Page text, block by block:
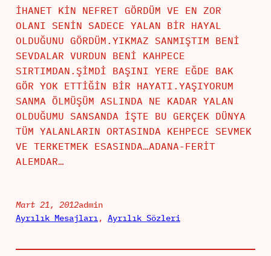
İHANET KİN NEFRET GÖRDÜM VE EN ZOR
OLANI SENİN SADECE YALAN BİR HAYAL
OLDUĞUNU GÖRDÜM.YIKMAZ SANMIŞTIM BENİ
SEVDALAR VURDUN BENİ KAHPECE
SIRTIMDAN.ŞİMDİ BAŞINI YERE EĞDE BAK
GÖR YOK ETTİĞİN BİR HAYATI.YAŞIYORUM
SANMA ÖLMÜŞÜM ASLINDA NE KADAR YALAN
OLDUĞUMU SANSANDA İŞTE BU GERÇEK DÜNYA
TÜM YALANLARIN ORTASINDA KEHPECE SEVMEK
VE TERKETMEK ESASINDA…ADANA-FERİT
ALEMDAR…
Mart 21, 2012admin
Ayrılık Mesajları, Ayrılık Sözleri